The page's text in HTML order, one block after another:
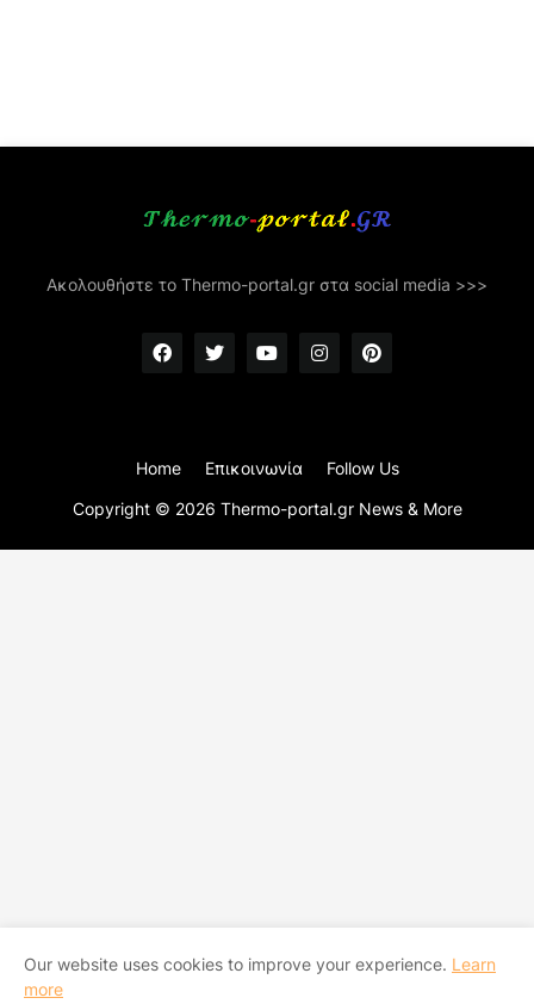
Ακολουθήστε το Thermo-portal.gr στα social media >>>
Copyright © 2026 Thermo-portal.gr News & More
Home Επικοινωνία Follow Us
Our website uses cookies to improve your experience. Learn
more